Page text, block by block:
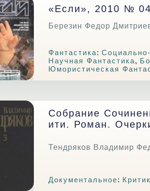
«Если», 2010 № 04
Березин Федор
Фантастика:
Научная Фантастика,
Юмористическая
Собрание
Ити. Роман.
Тендряков Владимир
Документальное: